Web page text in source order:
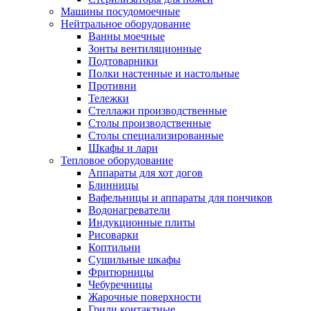
Машины посудомоечные
Нейтральное оборудование
Ванны моечные
Зонты вентиляционные
Подтоварники
Полки настенные и настольные
Противни
Тележки
Стеллажи производственные
Столы производственные
Столы специализированные
Шкафы и лари
Тепловое оборудование
Аппараты для хот догов
Блинницы
Вафельницы и аппараты для пончиков
Водонагреватели
Индукционные плиты
Рисоварки
Коптильни
Сушильные шкафы
Фритюрницы
Чебуречницы
Жарочные поверхности